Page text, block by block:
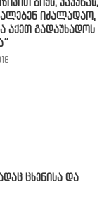
ბიჭს, პაპუნას,
იძალადაო,
აქეთ გადაუხადოს
ცხენისა და